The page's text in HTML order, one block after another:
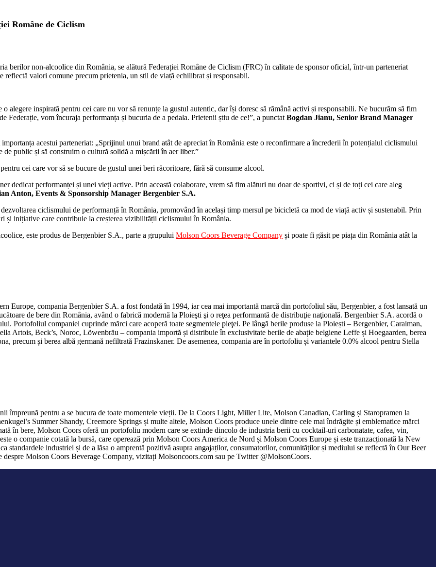
Române de Ciclism
berilor non-alcoolice din România, se alătură Federației Române de Ciclism (FRC) în calitate de sponsor oficial, într-un parteneriat
reflectă valori comune precum prietenia, un stil de viață echilibrat și responsabil.
o alegere inspirată pentru cei care nu vor să renunțe la gustul autentic, dar își doresc să rămână activi și responsabili. Ne bucurăm să fim
Federație, vom încuraja performanța și bucuria de a pedala. Prietenii știu de ce!”, a punctat Bogdan Jianu, Senior Brand Manager
importanța acestui parteneriat: „Sprijinul unui brand atât de apreciat în România este o reconfirmare a încrederii în potențialul ciclismului
de public și să construim o cultură solidă a mișcării în aer liber.”
cei care vor să se bucure de gustul unei beri răcoritoare, fără să consume alcool.
dedicat performanței și unei vieți active. Prin această colaborare, vrem să fim alături nu doar de sportivi, ci și de toți cei care aleg
Anton, Events & Sponsorship Manager Bergenbier S.A.
ciclismului de performanță în România, promovând în același timp mersul pe bicicletă ca mod de viață activ și sustenabil. Prin
și inițiative care contribuie la creșterea vizibilității ciclismului în România.
este produs de Bergenbier S.A., parte a grupului Molson Coors Beverage Company și poate fi găsit pe piața din România atât la
Europe, compania Bergenbier S.A. a fost fondată în 1994, iar cea mai importantă marcă din portofoliul său, Bergenbier, a fost lansată un
de bere din România, având o fabrică modernă la Ploieşti şi o reţea performantă de distribuţie naţională. Bergenbier S.A. acordă o
Portofoliul companiei cuprinde mărci care acoperă toate segmentele pieţei. Pe lângă berile produse la Ploiești – Bergenbier, Caraiman,
Artois, Beck’s, Noroc, Löwenbräu – compania importă și distribuie în exclusivitate berile de abație belgiene Leffe și Hoegaarden, berea
precum și berea albă germană nefiltrată Frazinskaner. De asemenea, compania are în portofoliu și variantele 0.0% alcool pentru Stella
împreună pentru a se bucura de toate momentele vieții. De la Coors Light, Miller Lite, Molson Canadian, Carling și Staropramen la
Summer Shandy, Creemore Springs și multe altele, Molson Coors produce unele dintre cele mai îndrăgite și emblematice mărci
în bere, Molson Coors oferă un portofoliu modern care se extinde dincolo de industria berii cu cocktail-uri carbonatate, cafea, vin,
o companie cotată la bursă, care operează prin Molson Coors America de Nord și Molson Coors Europe și este tranzacționată la New
standardele industriei și de a lăsa o amprentă pozitivă asupra angajaților, consumatorilor, comunităților și mediului se reflectă în Our Beer
Molson Coors Beverage Company, vizitați Molsoncoors.com sau pe Twitter @MolsonCoors.